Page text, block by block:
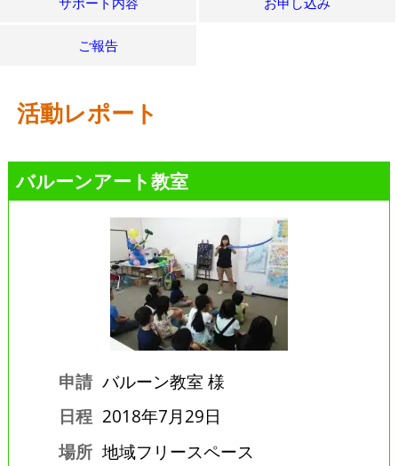
ご報告
活動レポート
バルーンアート教室
申請 バルーン教室 様
日程 2018年7月29日
場所 地域フリースペース